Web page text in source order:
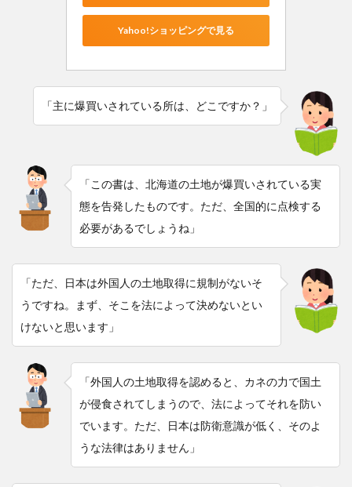
Yahoo!ショッピングで見る
「主に爆買いされている所は、どこですか？」
「この書は、北海道の土地が爆買いされている実
態を告発したものです。ただ、全国的に点検する
必要があるでしょうね」
「ただ、日本は外国人の土地取得に規制がないそ
うですね。まず、そこを法によって決めないとい
けないと思います」
「外国人の土地取得を認めると、カネの力で国土
が侵食されてしまうので、法によってそれを防い
でいます。ただ、日本は防衛意識が低く、そのよ
うな法律はありません」